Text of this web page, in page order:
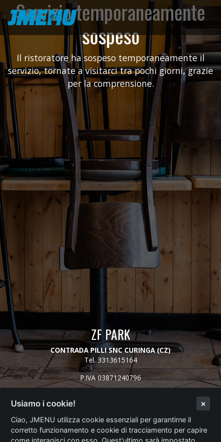
Servizio temporaneamente
sospeso
Il ristoratore ha sospeso temporaneamente il
servizio, tornate a visitarci tra pochi giorni, grazie
per la comprensione.
ZF PARK
CONTRADA PILLI SNC CURINGA (CZ)
Tel.3313615164
P.IVA 03871240796
Login Ristorante
JMENU
Usiamo i cookie!
Ciao, JMENU utilizza cookie essenziali per garantirne il
corretto funzionamento e cookie di tracciamento per capire